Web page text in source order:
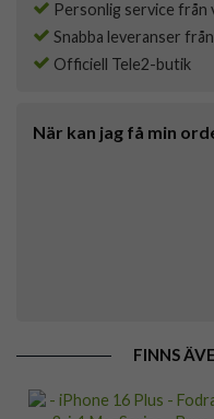
Personlig service från
Snabba leveranser
Officiell Tele2-butik
När kan jag få min
FINNS